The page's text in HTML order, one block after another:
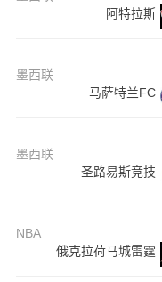
阿特拉斯
墨西联
马萨特兰FC
墨西联
圣路易斯竞技
NBA
俄克拉荷马城雷霆